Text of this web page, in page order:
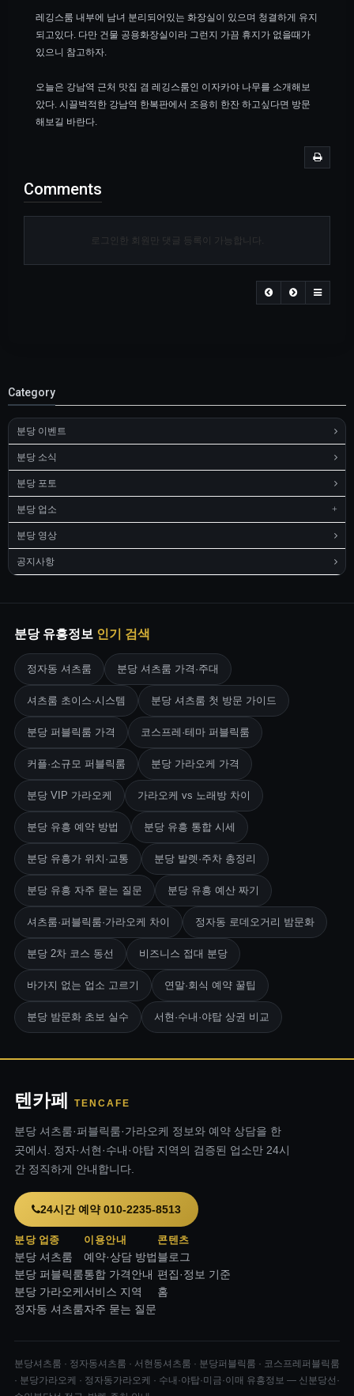
레깅스룸 내부에 남녀 분리되어있는 화장실이 있으며 청결하게 유지
되고있다. 다만 건물 공용화장실이라 그런지 가끔 휴지가 없을때가
있으니 참고하자.
오늘은 강남역 근처 맛집 겸 레깅스룸인 이자카야 나무를 소개해보
았다. 시끌벅적한 강남역 한복판에서 조용히 한잔 하고싶다면 방문
해보길 바란다.
Comments
로그인한 회원만 댓글 등록이 가능합니다.
Category
분당 이벤트
분당 소식
분당 포토
분당 업소
분당 영상
공지사항
분당 유흥정보 인기 검색
정자동 셔츠룸 분당 셔츠룸 가격·주대
셔츠룸 초이스·시스템 분당 셔츠룸 첫 방문 가이드
분당 퍼블릭룸 가격 코스프레·테마 퍼블릭룸
커플·소규모 퍼블릭룸 분당 가라오케 가격
분당 VIP 가라오케 가라오케 vs 노래방 차이
분당 유흥 예약 방법 분당 유흥 통합 시세
분당 유흥가 위치·교통 분당 발렛·주차 총정리
분당 유흥 자주 묻는 질문 분당 유흥 예산 짜기
셔츠룸·퍼블릭룸·가라오케 차이 정자동 로데오거리 밤문화
분당 2차 코스 동선 비즈니스 접대 분당
바가지 없는 업소 고르기 연말·회식 예약 꿀팁
분당 밤문화 초보 실수 서현·수내·야탑 상권 비교
텐카페 TENCAFE
분당 셔츠룸·퍼블릭룸·가라오케 정보와 예약 상담을 한
곳에서. 정자·서현·수내·야탑 지역의 검증된 업소만 24시
간 정직하게 안내합니다.
24시간 예약 010-2235-8513
분당 업종
분당 셔츠룸
분당 퍼블릭룸
분당 가라오케
정자동 셔츠룸
이용안내
예약·상담 방법
통합 가격안내
서비스 지역
자주 묻는 질문
콘텐츠
블로그
편집·정보 기준
홈
분당셔츠룸 · 정자동셔츠룸 · 서현동셔츠룸 · 분당퍼블릭룸 · 코스프레퍼블릭룸
· 분당가라오케 · 정자동가라오케 · 수내·야탑·미금·이매 유흥정보 — 신분당선·